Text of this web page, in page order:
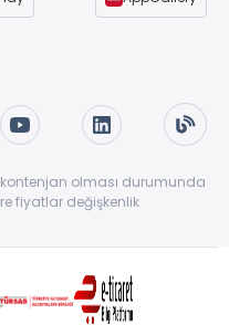
olması durumunda
fiyatlar değişkenlik